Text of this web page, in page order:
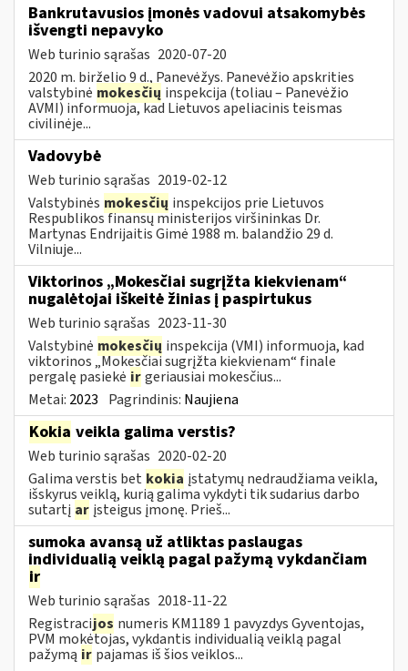
Bankrutavusios įmonės vadovui atsakomybės
išvengti nepavyko
Web turinio sąrašas 2020-07-20
2020 m. birželio 9 d., Panevėžys. Panevėžio apskrities
valstybinė mokesčių inspekcija (toliau – Panevėžio
AVMI) informuoja, kad Lietuvos apeliacinis teismas
civilinėje...
Vadovybė
Web turinio sąrašas 2019-02-12
Valstybinės mokesčių inspekcijos prie Lietuvos
Respublikos finansų ministerijos viršininkas Dr.
Martynas Endrijaitis Gimė 1988 m. balandžio 29 d.
Vilniuje...
Viktorinos „Mokesčiai sugrįžta kiekvienam“
nugalėtojai iškeitė žinias į paspirtukus
Web turinio sąrašas 2023-11-30
Valstybinė mokesčių inspekcija (VMI) informuoja, kad
viktorinos „Mokesčiai sugrįžta kiekvienam“ finale
pergalę pasiekė irgeriausiai mokesčius...
Metai: 2023 Pagrindinis: Naujiena
Kokia veikla galima verstis?
Web turinio sąrašas 2020-02-20
Galima verstis bet kokia įstatymų nedraudžiama veikla,
išskyrus veiklą, kurią galima vykdyti tik sudarius darbo
sutartį ar įsteigus įmonę. Prieš...
sumoka avansą už atliktas paslaugas
individualią veiklą pagal pažymą vykdančiam
ir
Web turinio sąrašas 2018-11-22
Registracijos numeris KM1189 1 pavyzdys Gyventojas,
PVM mokėtojas, vykdantis individualią veiklą pagal
pažymą ir pajamas iš šios veiklos...